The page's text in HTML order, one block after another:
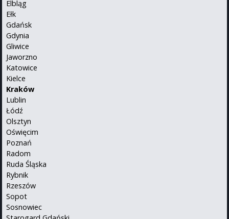
Elbląg
Ełk
Gdańsk
Gdynia
Gliwice
Jaworzno
Katowice
Kielce
Kraków
Lublin
Łódź
Olsztyn
Oświęcim
Poznań
Radom
Ruda Śląska
Rybnik
Rzeszów
Sopot
Sosnowiec